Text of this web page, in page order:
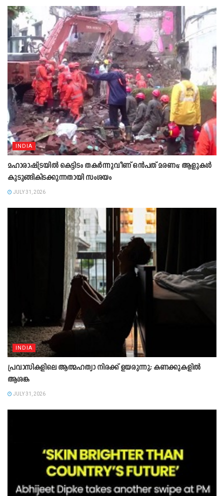
INDIA
മഹാരാഷ്ട്രയിൽ കെട്ടിടം തകർന്നുവീണ് ഒൻപത് മരണം; ആളുകൾ
കുടുങ്ങികിടക്കുന്നതായി സംശയം
JULY 31, 2026
INDIA
പ്രവാസികളിലെ ആത്മഹത്യാ നിരക്ക് ഉയരുന്നു; കണക്കുകളിൽ
ആശങ്ക
JULY 31, 2026